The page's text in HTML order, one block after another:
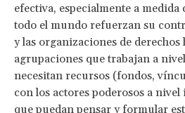
efectiva, especialmente a
todo el mundo refuerzan su
y las organizaciones de derechos
agrupaciones que trabajan a
necesitan recursos (fondos,
con los actores poderosos a
que puedan pensar y formular